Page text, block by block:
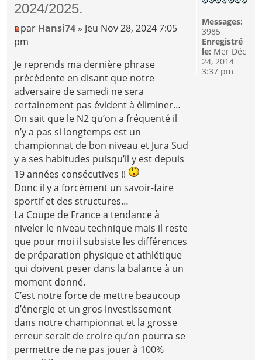
2024/2025.
par Hansi74 » Jeu Nov 28, 2024 7:05
pm
Je reprends ma dernière phrase
précédente en disant que notre
adversaire de samedi ne sera
certainement pas évident à éliminer…
On sait que le N2 qu’on a fréquenté il
n’y a pas si longtemps est un
championnat de bon niveau et Jura Sud
y a ses habitudes puisqu’il y est depuis
19 années consécutives !!
Donc il y a forcément un savoir-faire
sportif et des structures…
La Coupe de France a tendance à
niveler le niveau technique mais il reste
que pour moi il subsiste les différences
de préparation physique et athlétique
qui doivent peser dans la balance à un
moment donné.
C’est notre force de mettre beaucoup
d’énergie et un gros investissement
dans notre championnat et la grosse
erreur serait de croire qu’on pourra se
permettre de ne pas jouer à 100%
Messages:
3985
Enregistré
le: Mer Déc
24, 2014
3:37 pm